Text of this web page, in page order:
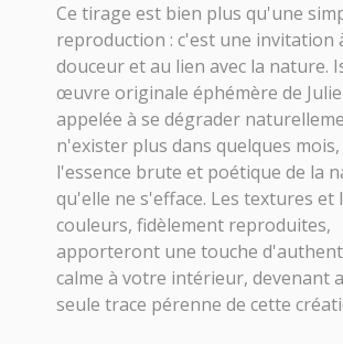
Ce tirage est bien plus qu'une
reproduction : c'est une invitation
douceur et au lien avec la nature.
œuvre originale éphémère de
appelée à se dégrader
n'exister plus dans quelques
l'essence brute et poétique de la
qu'elle ne s'efface. Les textures et
couleurs, fidèlement reproduites,
apporteront une touche
calme à votre intérieur, devenant
seule trace pérenne de cette